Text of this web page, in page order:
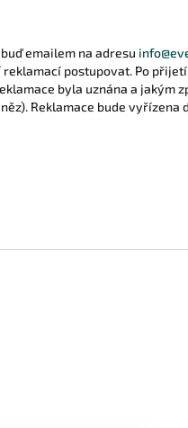
emailem na adresu
reklamací postupovat. Po
byla uznána a jakým
Reklamace bude vyřízena